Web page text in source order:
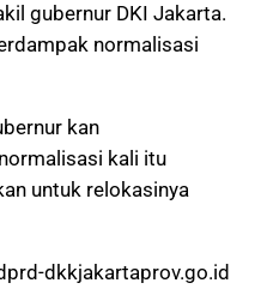
gubernur DKI Jakarta.
normalisasi
kan
kali itu
untuk relokasinya
dkkjakartaprov.go.id